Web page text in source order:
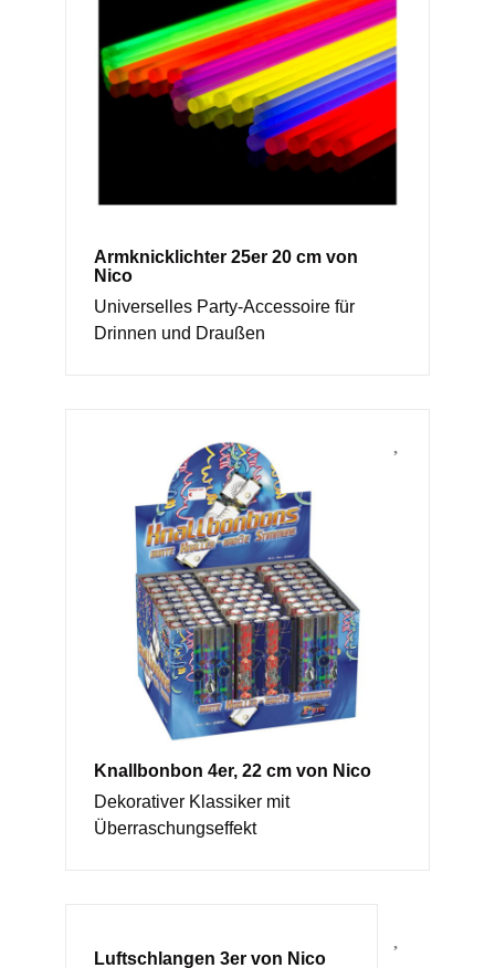
Armknicklichter 25er 20 cm von
Nico
Universelles Party-Accessoire für
Drinnen und Draußen
Knallbonbon 4er, 22 cm von Nico
Dekorativer Klassiker mit
Überraschungseffekt
Luftschlangen 3er von Nico